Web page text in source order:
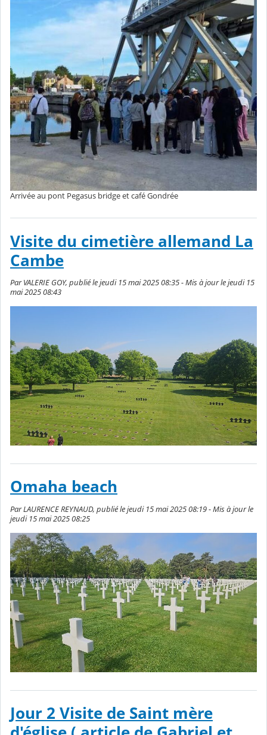
Arrivée au pont Pegasus bridge et café Gondrée
Visite du cimetière allemand La
Cambe
Par VALERIE GOY, publié le jeudi 15 mai 2025 08:35 - Mis à jour le jeudi 15
mai 2025 08:43
Omaha beach
Par LAURENCE REYNAUD, publié le jeudi 15 mai 2025 08:19 - Mis à jour le
jeudi 15 mai 2025 08:25
Jour 2 Visite de Saint mère